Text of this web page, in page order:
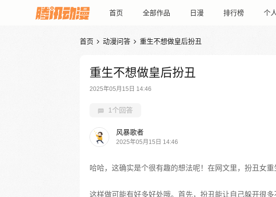
首页 全部作品 日漫 排行榜 个
首页  动漫问答  重生不想做皇后扮丑
重生不想做皇后扮丑
2025年05月15日 14:46
1个回答
风暴歌者
2025年05月15日 14:46
哈哈，这确实是个很有趣的想法呢！在网文里，扮丑女重
这样做可能有好多好处哦。首先，扮丑能让自己躲开很